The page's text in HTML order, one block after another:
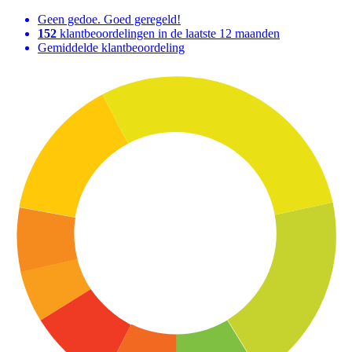
Geen gedoe. Goed geregeld!
152 klantbeoordelingen in de laatste 12 maanden
Gemiddelde klantbeoordeling